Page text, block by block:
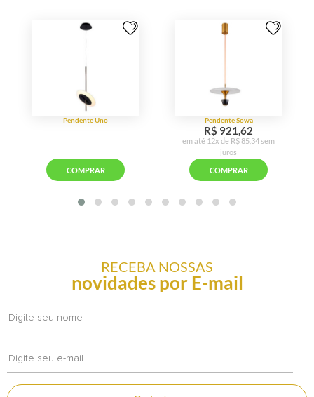
RECEBA NOSSAS
novidades por E-mail